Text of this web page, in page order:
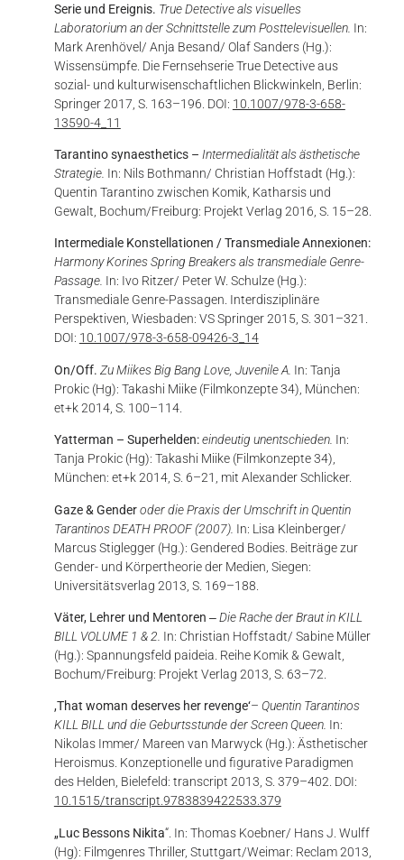
Serie und Ereignis. True Detective als visuelles
Laboratorium an der Schnittstelle zum Posttelevisuellen. In:
Mark Arenhövel/ Anja Besand/ Olaf Sanders (Hg.):
Wissensümpfe. Die Fernsehserie True Detective aus
sozial- und kulturwisenschaftlichen Blickwinkeln, Berlin:
Springer 2017, S. 163–196. DOI: 10.1007/978-3-658-
13590-4_11
Tarantino synaesthetics – Intermedialität als ästhetische
Strategie. In: Nils Bothmann/ Christian Hoffstadt (Hg.):
Quentin Tarantino zwischen Komik, Katharsis und
Gewalt, Bochum/Freiburg: Projekt Verlag 2016, S. 15–28.
Intermediale Konstellationen / Transmediale Annexionen:
Harmony Korines Spring Breakers als transmediale Genre-
Passage. In: Ivo Ritzer/ Peter W. Schulze (Hg.):
Transmediale Genre-Passagen. Interdisziplinäre
Perspektiven, Wiesbaden: VS Springer 2015, S. 301–321.
DOI: 10.1007/978-3-658-09426-3_14
On/Off. Zu Miikes Big Bang Love, Juvenile A. In: Tanja
Prokic (Hg): Takashi Miike (Filmkonzepte 34), München:
et+k 2014, S. 100–114.
Yatterman – Superhelden:eindeutig unentschieden. In:
Tanja Prokic (Hg): Takashi Miike (Filmkonzepte 34),
München: et+k 2014, S. 6–21, mit Alexander Schlicker.
Gaze & Genderoder die Praxis der Umschrift in Quentin
Tarantinos DEATH PROOF (2007). In: Lisa Kleinberger/
Marcus Stiglegger (Hg.): Gendered Bodies. Beiträge zur
Gender- und Körpertheorie der Medien, Siegen:
Universitätsverlag 2013, S. 169–188.
Väter, Lehrer und Mentoren ‒Die Rache der Braut in KILL
BILL VOLUME 1 & 2. In: Christian Hoffstadt/ Sabine Müller
(Hg.): Spannungsfeld paideia. Reihe Komik & Gewalt,
Bochum/Freiburg: Projekt Verlag 2013, S. 63–72.
,That woman deserves her revenge‘– Quentin Tarantinos
KILL BILL und die Geburtsstunde der Screen Queen. In:
Nikolas Immer/ Mareen van Marwyck (Hg.): Ästhetischer
Heroismus. Konzeptionelle und figurative Paradigmen
des Helden, Bielefeld: transcript 2013, S. 379–402. DOI:
10.1515/transcript.9783839422533.379
„Luc Bessons Nikita“. In: Thomas Koebner/ Hans J. Wulff
(Hg): Filmgenres Thriller, Stuttgart/Weimar: Reclam 2013,